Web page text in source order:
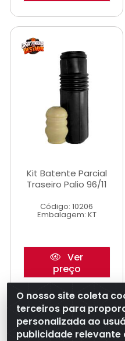
Kit Batente Parcial
Traseiro Palio 96/11
Código: 10206
Embalagem: KT
Ver
preço
O nosso site coleta
terceiros para
personalizada ao
publicidade relevante